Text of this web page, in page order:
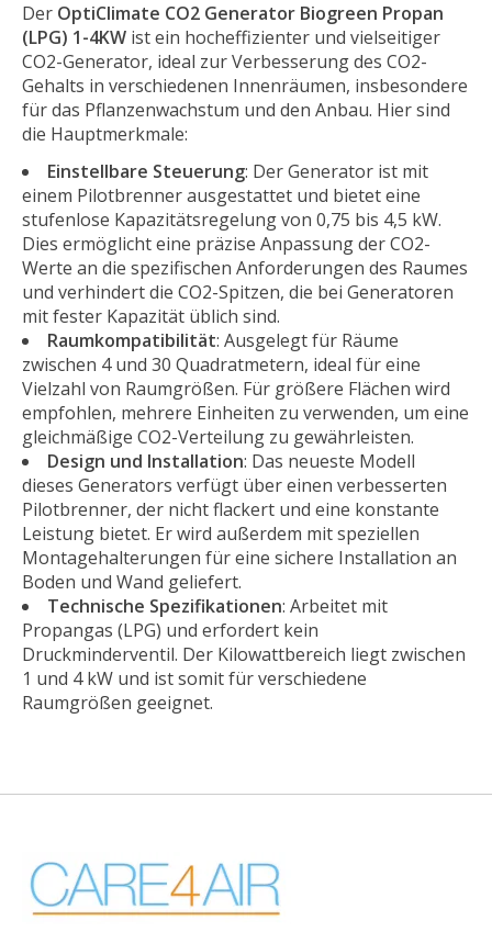
Der OptiClimate CO2 Generator Biogreen Propan
(LPG) 1-4KW ist ein hocheffizienter und vielseitiger
CO2-Generator, ideal zur Verbesserung des CO2-
Gehalts in verschiedenen Innenräumen, insbesondere
für das Pflanzenwachstum und den Anbau. Hier sind
die Hauptmerkmale:
Einstellbare Steuerung: Der Generator ist mit
einem Pilotbrenner ausgestattet und bietet eine
stufenlose Kapazitätsregelung von 0,75 bis 4,5 kW.
Dies ermöglicht eine präzise Anpassung der CO2-
Werte an die spezifischen Anforderungen des Raumes
und verhindert die CO2-Spitzen, die bei Generatoren
mit fester Kapazität üblich sind.
Raumkompatibilität: Ausgelegt für Räume
zwischen 4 und 30 Quadratmetern, ideal für eine
Vielzahl von Raumgrößen. Für größere Flächen wird
empfohlen, mehrere Einheiten zu verwenden, um eine
gleichmäßige CO2-Verteilung zu gewährleisten.
Design und Installation: Das neueste Modell
dieses Generators verfügt über einen verbesserten
Pilotbrenner, der nicht flackert und eine konstante
Leistung bietet. Er wird außerdem mit speziellen
Montagehalterungen für eine sichere Installation an
Boden und Wand geliefert.
Technische Spezifikationen: Arbeitet mit
Propangas (LPG) und erfordert kein
Druckminderventil. Der Kilowattbereich liegt zwischen
1 und 4 kW und ist somit für verschiedene
Raumgrößen geeignet.